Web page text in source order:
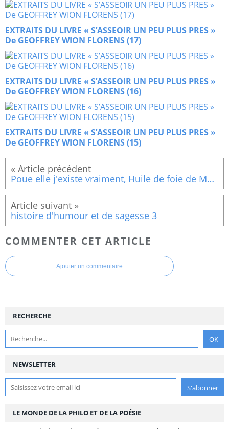
EXTRAITS DU LIVRE « S’ASSEOIR UN PEU PLUS PRES »
De GEOFFREY WION FLORENS (17)
EXTRAITS DU LIVRE « S’ASSEOIR UN PEU PLUS PRES »
De GEOFFREY WION FLORENS (16)
EXTRAITS DU LIVRE « S’ASSEOIR UN PEU PLUS PRES »
De GEOFFREY WION FLORENS (15)
Poue elle j'existe vraiment, Huile de foie de Morue pour chien
histoire d'humour et de sagesse 3
COMMENTER CET ARTICLE
Ajouter un commentaire
NEWSLETTER
RECHERCHE
LE MONDE DE LA PHILO ET DE LA POÉSIE